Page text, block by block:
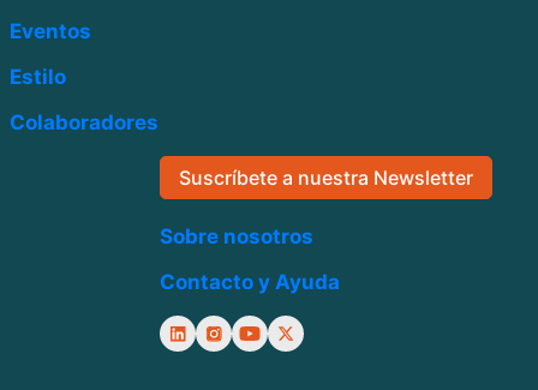
Eventos
Estilo
Colaboradores
Suscríbete a nuestra Newsletter
Sobre nosotros
Contacto y Ayuda